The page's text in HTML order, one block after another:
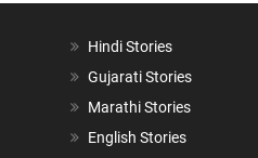
Hindi Stories
Gujarati Stories
Marathi Stories
English Stories